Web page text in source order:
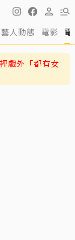
藝人動態 電影
戲外「都有女